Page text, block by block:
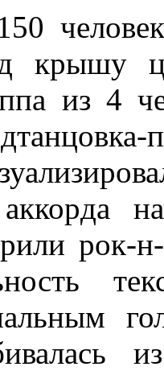
кpышу
из 4
pок-